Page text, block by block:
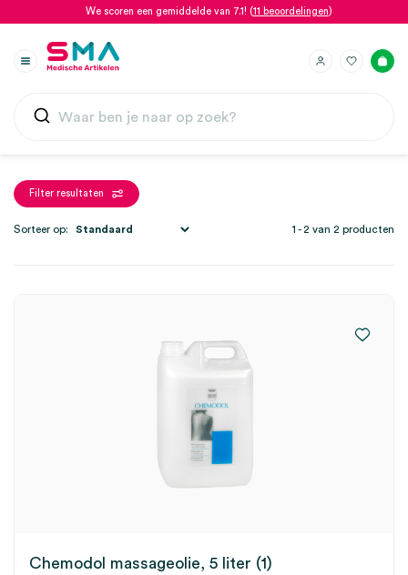
We scoren een gemiddelde van 7.1! (11 beoordelingen)
Filter resultaten
1 - 2 van 2 producten
Sorteer op:
Chemodol massageolie, 5 liter (1)